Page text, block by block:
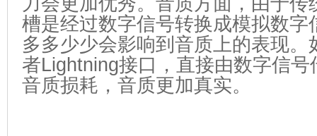
槽是经过数字信号转换成模拟数字
多多少少会影响到音质上的表现。
者Lightning接口，直接由数字信
音质损耗，音质更加真实。